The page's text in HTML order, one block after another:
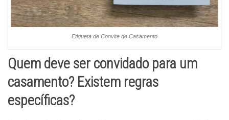
Etiqueta de Convite de Casamento
Quem deve ser convidado para um
casamento? Existem regras
específicas?